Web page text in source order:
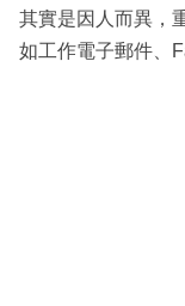
其實是因人而異，
如工作電子郵件、